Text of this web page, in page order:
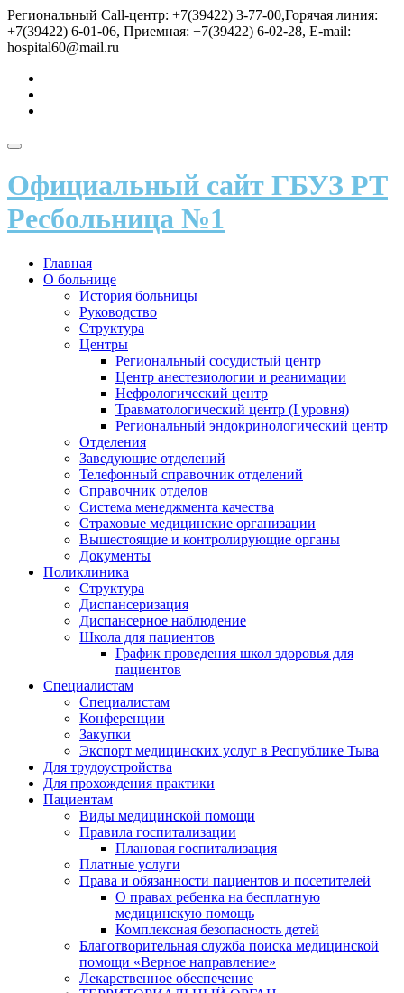
Перейти
к
содержимому
Региональный Call-центр: +7(39422) 3-77-00,Горячая линия:
+7(39422) 6-01-06, Приемная: +7(39422) 6-02-28, E-mail:
hospital60@mail.ru
Показать/
навигацию
Официальный сайт ГБУЗ РТ
Ресбольница №1
Главная
О больнице
История больницы
Руководство
Структура
Центры
Региональный сосудистый центр
Центр анестезиологии и реанимации
Нефрологический центр
Травматологический центр (I уровня)
Региональный эндокринологический центр
Отделения
Заведующие отделений
Телефонный справочник отделений
Справочник отделов
Система менеджмента качества
Страховые медицинские организации
Вышестоящие и контролирующие органы
Документы
Поликлиника
Структура
Диспансеризация
Диспансерное наблюдение
Школа для пациентов
График проведения школ здоровья для
пациентов
Специалистам
Специалистам
Конференции
Закупки
Экспорт медицинских услуг в Республике Тыва
Для трудоустройства
Для прохождения практики
Пациентам
Виды медицинской помощи
Правила госпитализации
Плановая госпитализация
Платные услуги
Права и обязанности пациентов и посетителей
О правах ребенка на бесплатную
медицинскую помощь
Комплексная безопасность детей
Благотворительная служба поиска медицинской
помощи «Верное направление»
Лекарственное обеспечение